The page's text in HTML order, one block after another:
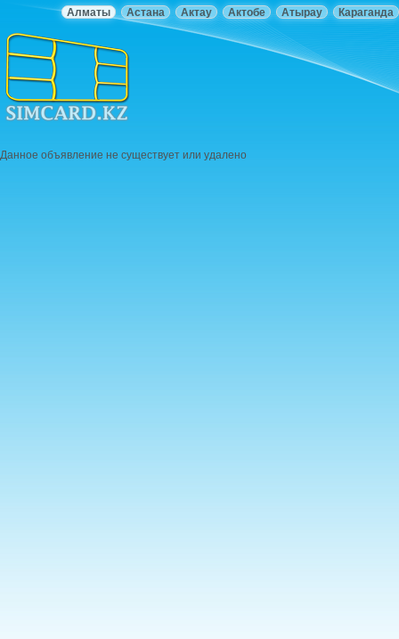
Караганда
Атырау
Актобе
Актау
Астана
Алматы
Данное объявление не существует или удалено